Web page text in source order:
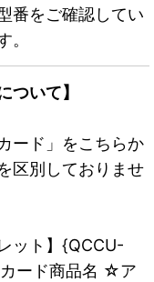
番をご確認してい
。
ついて】
ード」をこちらか
区別しておりませ
ット】{QCCU-
ード商品名 ☆ア